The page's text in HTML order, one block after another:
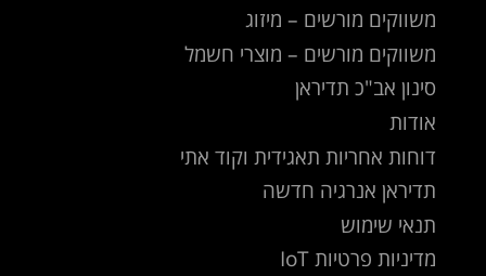
משווקים מורשים – מיזוג
משווקים מורשים – מוצרי חשמל
סינון אב"כ תדיראן
אודות
דוחות אחריות תאגידית וקוד אתי
תדיראן אנרגיה חדשה
תנאי שימוש
מדיניות פרטיות IoT